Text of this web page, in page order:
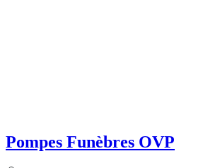
Pompes Funèbres OVP